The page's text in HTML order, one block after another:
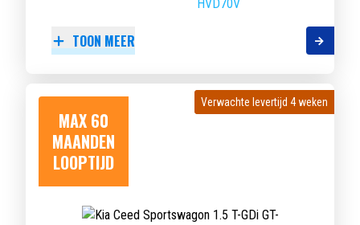
HVD70V
TOON MEER
MAX 60
MAANDEN
LOOPTIJD
Verwachte levertijd 4 weken
Verwachte levertijd 4 weken